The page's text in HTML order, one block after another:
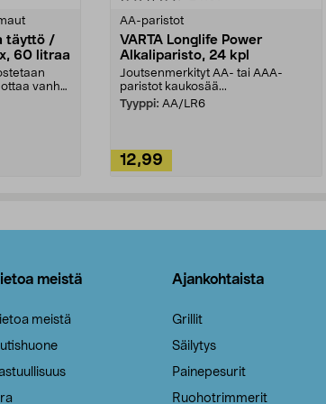
täyttö /
60 litraa
vanha
AA-paristot
VARTA Longlife Power
Alkaliparisto, 24 kpl
Joutsenmerkityt AA- tai AAA-
paristot kaukosää...
Tyyppi: AA/LR6
12,99
meistä
meistä
Ajankohtaista
Grillit
Säilytys
Painepesurit
Ruohotrimmerit